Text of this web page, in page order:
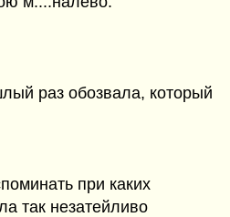
раз обозвала, который
при каких
так незатейливо